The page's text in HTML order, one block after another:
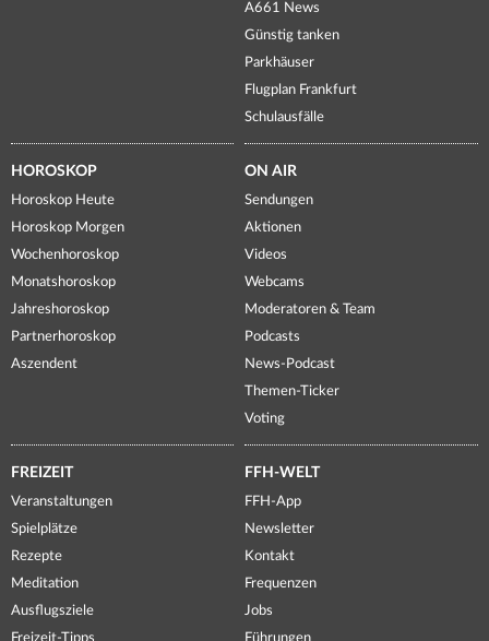
A661 News
Günstig tanken
Parkhäuser
Flugplan Frankfurt
Schulausfälle
HOROSKOP
Horoskop Heute
Horoskop Morgen
Wochenhoroskop
Monatshoroskop
Jahreshoroskop
Partnerhoroskop
Aszendent
ON AIR
Sendungen
Aktionen
Videos
Webcams
Moderatoren & Team
Podcasts
News-Podcast
Themen-Ticker
Voting
FREIZEIT
Veranstaltungen
Spielplätze
Rezepte
Meditation
Ausflugsziele
FFH-WELT
FFH-App
Newsletter
Kontakt
Frequenzen
Jobs